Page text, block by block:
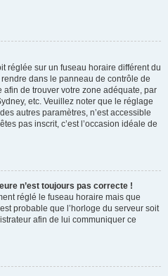
réglée sur un fuseau horaire différent du
dans le panneau de contrôle de
afin de trouver votre zone adéquate, par
etc. Veuillez noter que le réglage
autres paramètres, n’est accessible
pas inscrit, c’est l’occasion idéale de
n’est toujours pas correcte !
réglé le fuseau horaire mais que
probable que l’horloge du serveur soit
afin de lui communiquer ce